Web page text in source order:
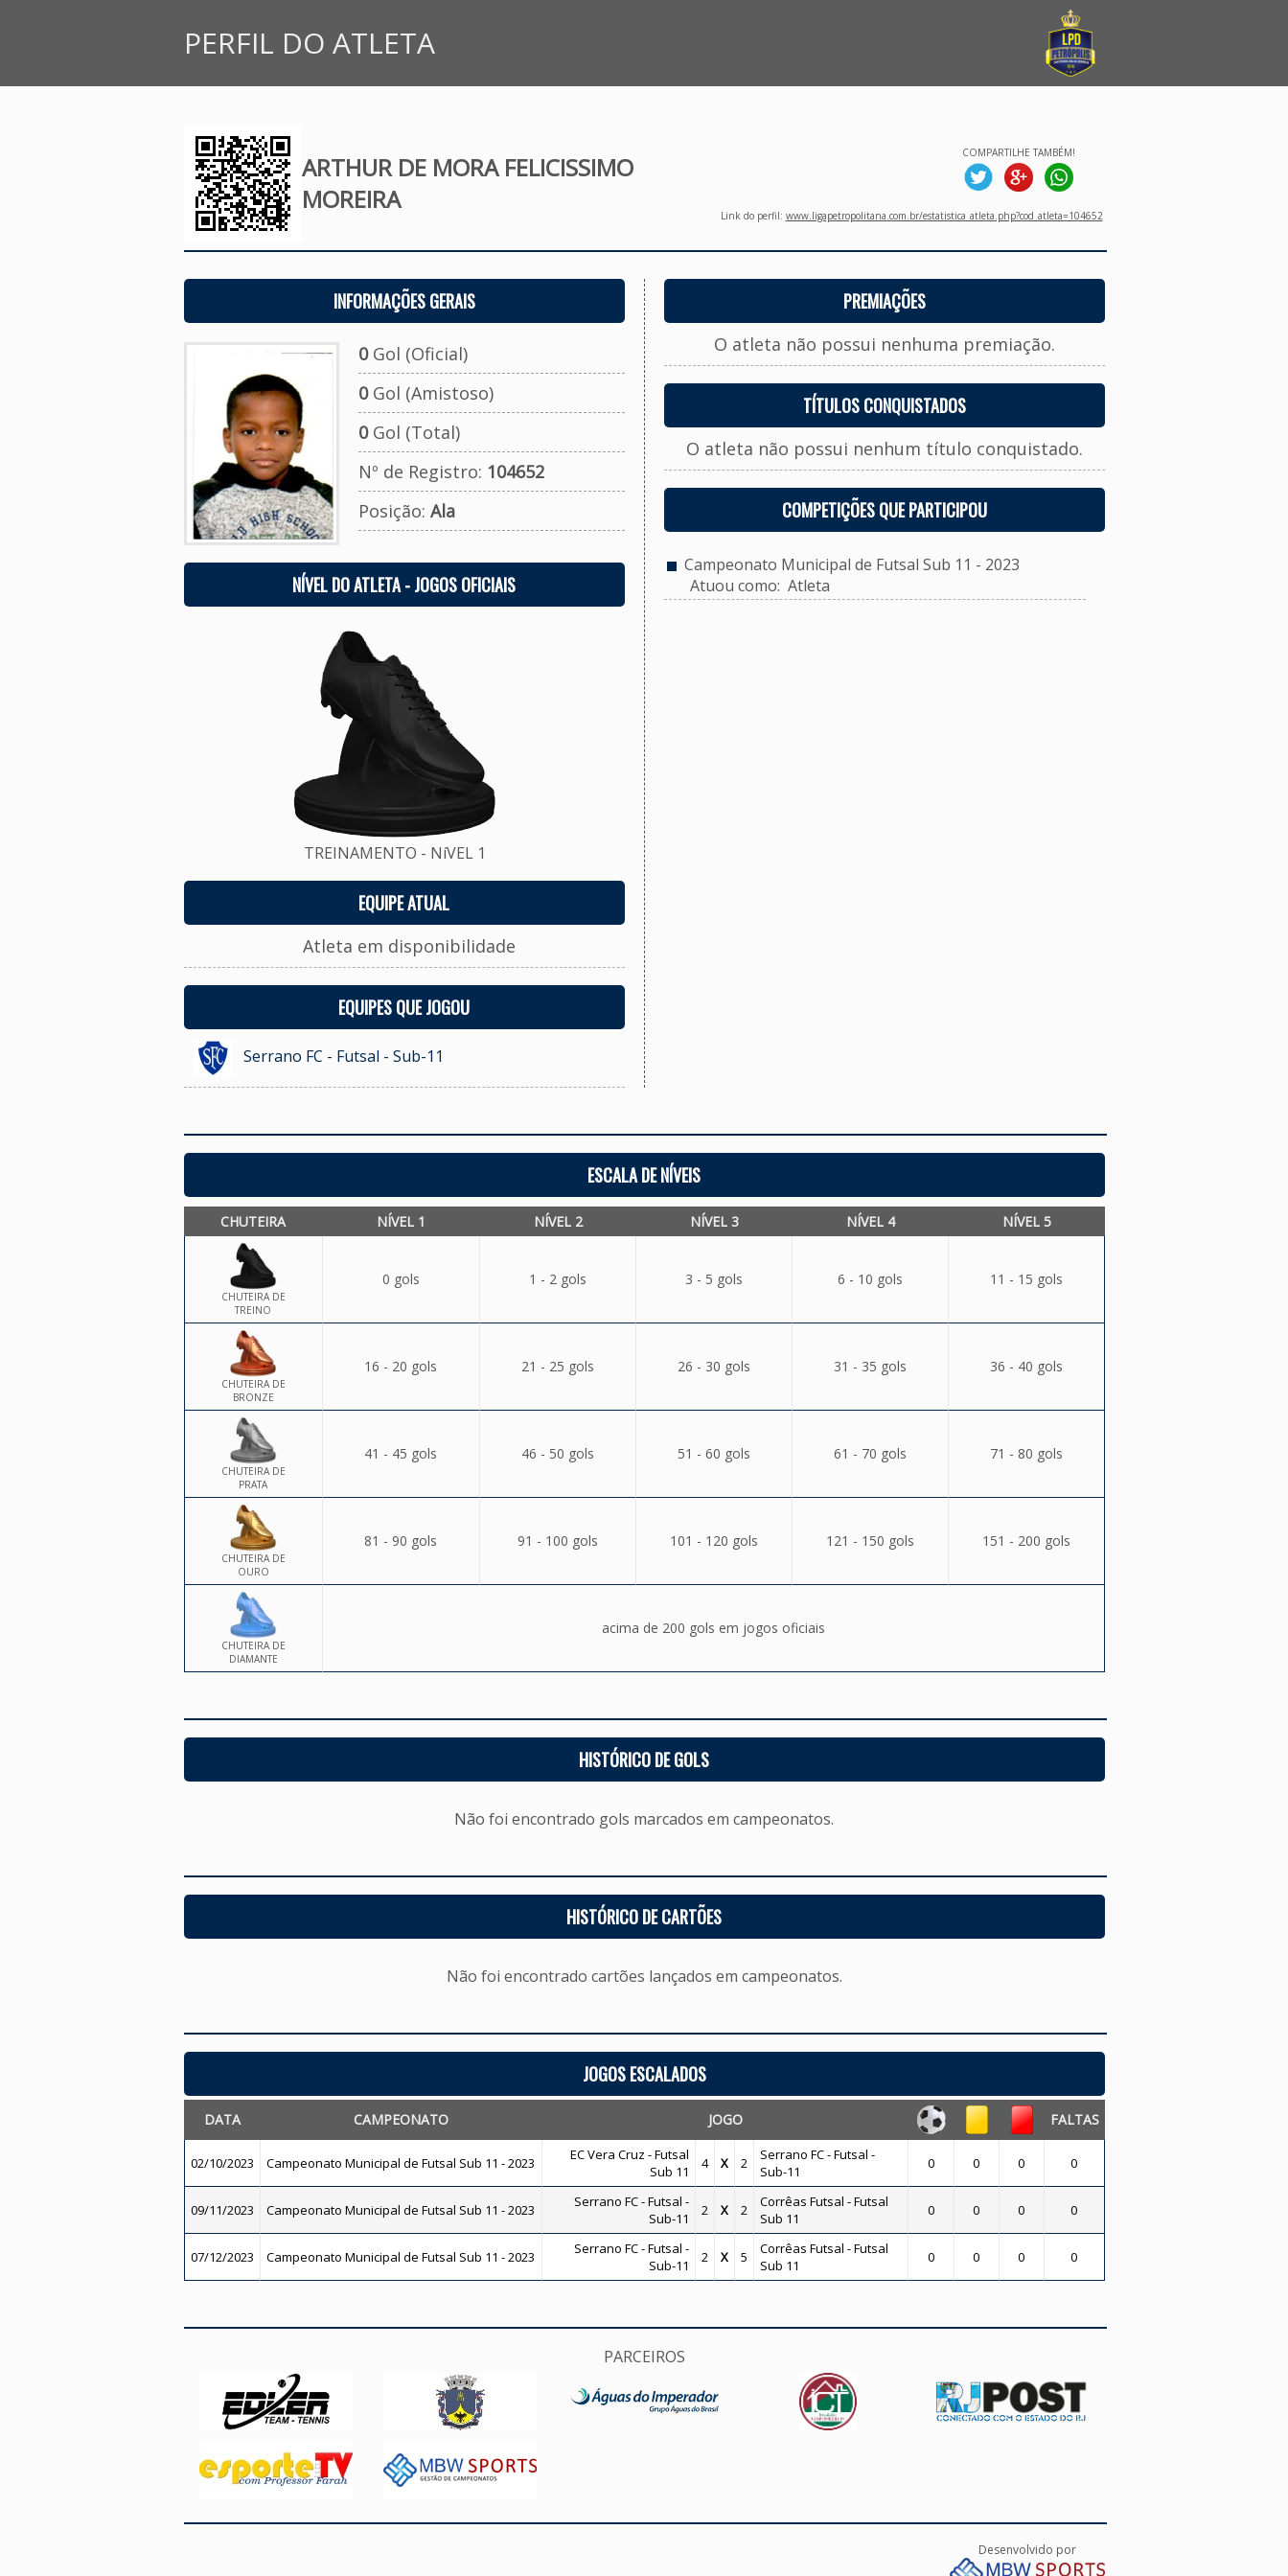
PERFIL DO ATLETA
ARTHUR DE MORA FELICISSIMO
MOREIRA
COMPARTILHE TAMBÉM!
Link do perfil: www.ligapetropolitana.com.br/estatistica_atleta.php?cod_atleta=104652
INFORMAÇÕES GERAIS
0Gol (Oficial)
0Gol (Amistoso)
0Gol (Total)
Nº de Registro: 104652
Posição: Ala
NÍVEL DO ATLETA - JOGOS OFICIAIS
TREINAMENTO - NíVEL 1
EQUIPE ATUAL
Atleta em disponibilidade
EQUIPES QUE JOGOU
Serrano FC - Futsal - Sub-11
PREMIAÇÕES
O atleta não possui nenhuma premiação.
TÍTULOS CONQUISTADOS
O atleta não possui nenhum título conquistado.
COMPETIÇÕES QUE PARTICIPOU
Campeonato Municipal de Futsal Sub 11 - 2023
Atuou como: Atleta
ESCALA DE NÍVEIS
CHUTEIRA NÍVEL 1 NÍVEL 2 NÍVEL 3 NÍVEL 4 NÍVEL 5
CHUTEIRA DE
TREINO
0 gols 1 - 2 gols 3 - 5 gols 6 - 10 gols 11 - 15 gols
CHUTEIRA DE
BRONZE
16 - 20 gols 21 - 25 gols 26 - 30 gols 31 - 35 gols 36 - 40 gols
CHUTEIRA DE
PRATA
41 - 45 gols 46 - 50 gols 51 - 60 gols 61 - 70 gols 71 - 80 gols
CHUTEIRA DE
OURO
81 - 90 gols 91 - 100 gols 101 - 120 gols 121 - 150 gols 151 - 200 gols
CHUTEIRA DE
DIAMANTE
acima de 200 gols em jogos oficiais
HISTÓRICO DE GOLS
Não foi encontrado gols marcados em campeonatos.
HISTÓRICO DE CARTÕES
Não foi encontrado cartões lançados em campeonatos.
JOGOS ESCALADOS
DATA CAMPEONATO JOGO FALTAS
02/10/2023 Campeonato Municipal de Futsal Sub 11 - 2023
EC Vera Cruz - Futsal
Sub 11
4 X 2
Serrano FC - Futsal -
Sub-11
0 0 0 0
09/11/2023 Campeonato Municipal de Futsal Sub 11 - 2023
Serrano FC - Futsal -
Sub-11
2 X 2
Corrêas Futsal - Futsal
Sub 11
0 0 0 0
07/12/2023 Campeonato Municipal de Futsal Sub 11 - 2023
Serrano FC - Futsal -
Sub-11
2 X 5
Corrêas Futsal - Futsal
Sub 11
0 0 0 0
PARCEIROS
Desenvolvido por